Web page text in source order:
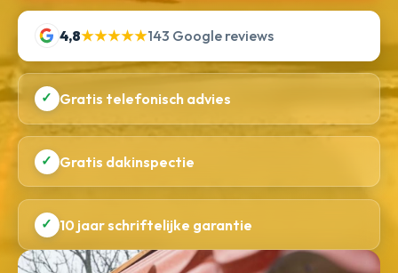
4,8★★★★★143 Google reviews
✓ Gratis telefonisch advies
✓ Gratis dakinspectie
✓ 10 jaar schriftelijke garantie